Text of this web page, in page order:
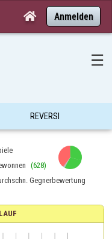
 Anmelden
☰
REVERSI
(628)
Gegnerbewertung